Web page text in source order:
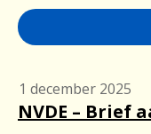
1 december 2025
NVDE – Brief